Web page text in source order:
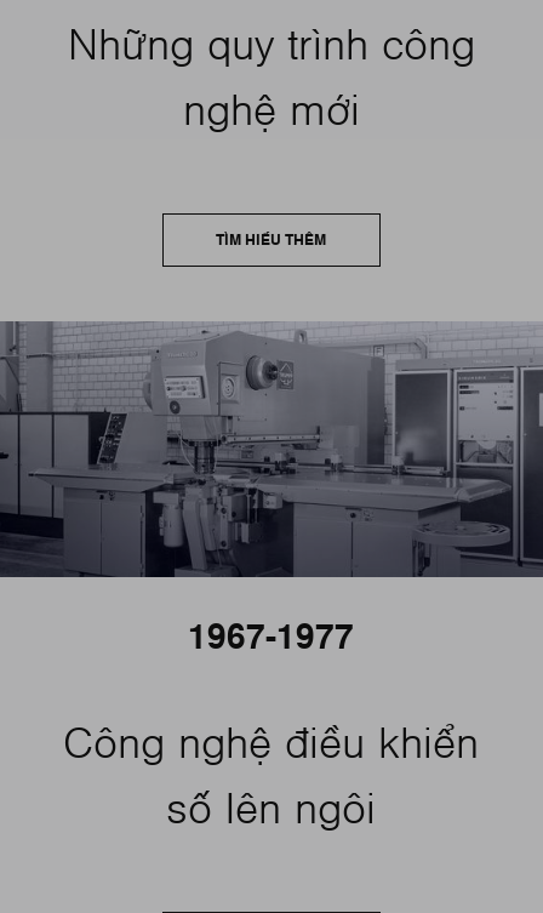
Những quy trình công
nghệ mới
TÌM HIỂU THÊM
1967-1977
Công nghệ điều khiển
số lên ngôi